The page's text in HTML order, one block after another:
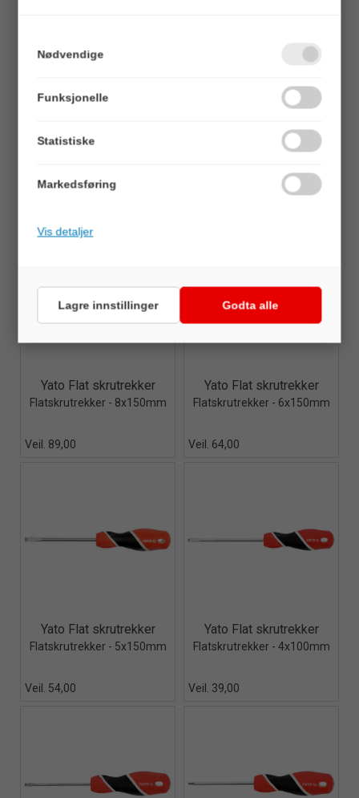
Quick View+
Quick View+
Yato Flat skrutrekker
Flatskrutrekker - 8x150mm
Veil. 89,00
Quick View+
Yato Flat skrutrekker
Flatskrutrekker - 6x150mm
Veil. 64,00
Quick View+
Yato Flat skrutrekker
Flatskrutrekker - 5x150mm
Veil. 54,00
Quick View+
Yato Flat skrutrekker
Flatskrutrekker - 4x100mm
Veil. 39,00
Nødvendige
Funksjonelle
Statistiske
Markedsføring
Vis detaljer
Lagre innstillinger Godta alle